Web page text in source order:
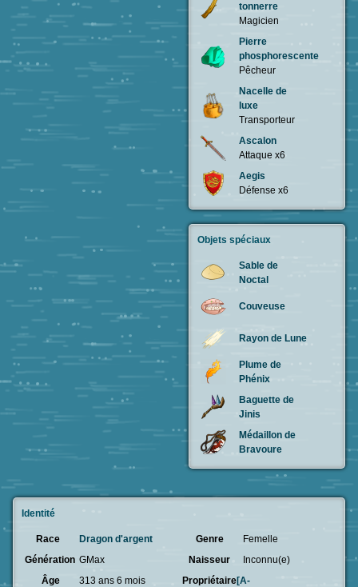
Identité
Race Dragon d'argent Genre
Femelle
Génération GMax Naisseur
Inconnu(e)
Âge
313 ans 6 mois Propriétaire[A-
tonnerre
Magicien
Pierre
phosphorescente
Pêcheur
Nacelle de
luxe
Transporteur
Ascalon
Attaque x6
Aegis
Défense x6
Objets spéciaux
Sable de
Noctal
Couveuse
Rayon de Lune
Plume de
Phénix
Baguette de
Jinis
Médaillon de
Bravoure